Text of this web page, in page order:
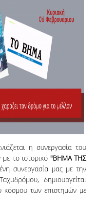
η συνεργασία του
το ιστορικό "ΒHMA ΤΗΣ
συνεργασία μας με την
δημιουργείται
κόσμου των επιστημών με